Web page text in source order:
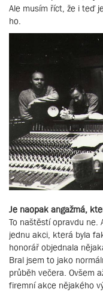
Ale musím říct, že i teď
ho.
Je naopak angažmá,
To naštěstí opravdu ne.
jednu akci, která byla
honorář objednala
Bral jsem to jako
průběh večera. Ovšem
firemní akce nějakého